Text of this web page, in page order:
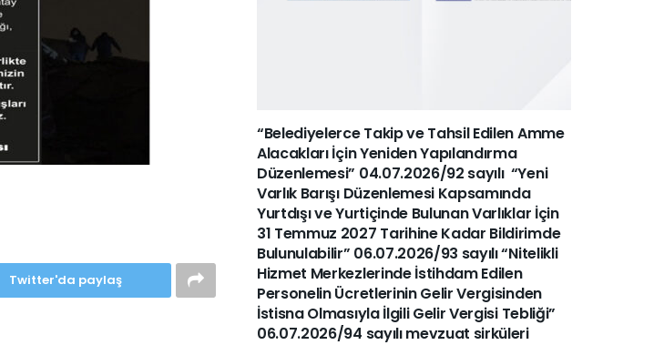
Twitter'da paylaş
“Belediyelerce Takip ve Tahsil Edilen Amme
Alacakları İçin Yeniden Yapılandırma
Düzenlemesi” 04.07.2026/92 sayılı “Yeni
Varlık Barışı Düzenlemesi Kapsamında
Yurtdışı ve Yurtiçinde Bulunan Varlıklar İçin
31 Temmuz 2027 Tarihine Kadar Bildirimde
Bulunulabilir” 06.07.2026/93 sayılı “Nitelikli
Hizmet Merkezlerinde İstihdam Edilen
Personelin Ücretlerinin Gelir Vergisinden
İstisna Olmasıyla İlgili Gelir Vergisi Tebliği”
06.07.2026/94 sayılı mevzuat sirküleri